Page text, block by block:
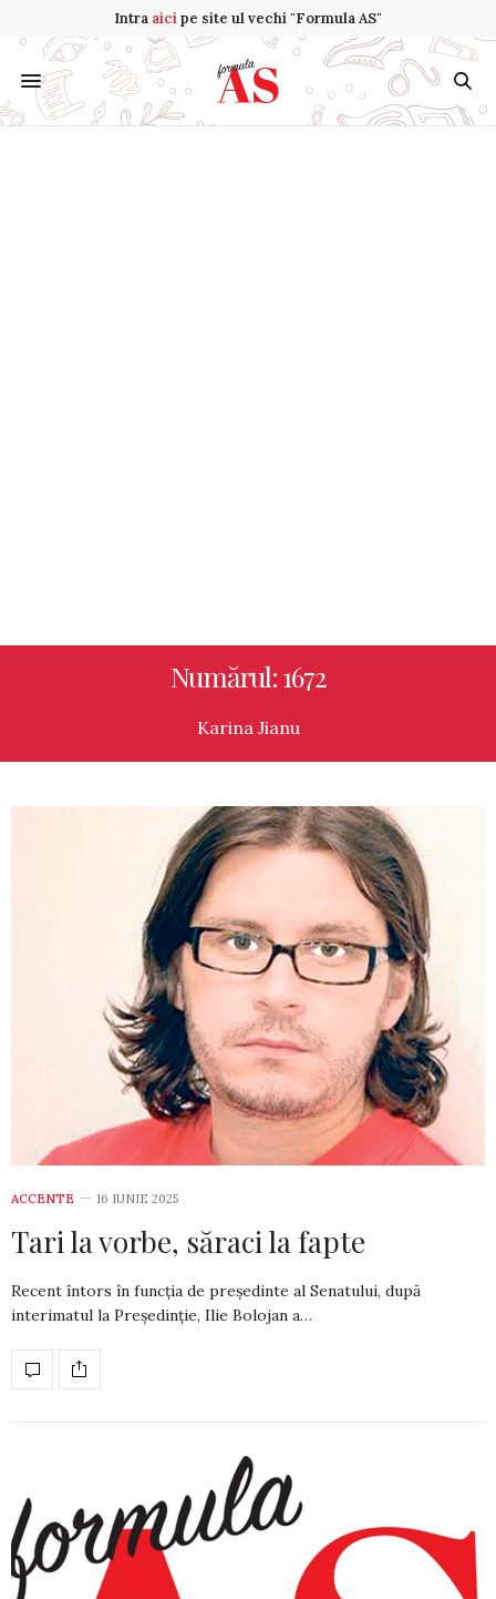
Intra aicipe site ul vechi "Formula AS"
Numărul: 1672
Karina Jianu
ACCENTE 16 IUNIE 2025
Tari la vorbe, săraci la fapte
Recent întors în funcția de președinte al Senatului, după
interimatul la Președinție, Ilie Bolojan a…